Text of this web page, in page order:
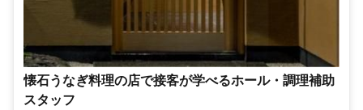
懐石うなぎ料理の店で接客が学べるホール・調理補助
スタッフ